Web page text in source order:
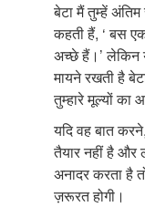
बेटा मैं तुम्हें
कहती हैं, ‘ बस
अच्छे हैं।’ लेकिन
मायने रखती है
तुम्हारे मूल्यों का
यदि वह बात
तैयार नहीं है और
अनादर करता है
ज़रूरत होगी।